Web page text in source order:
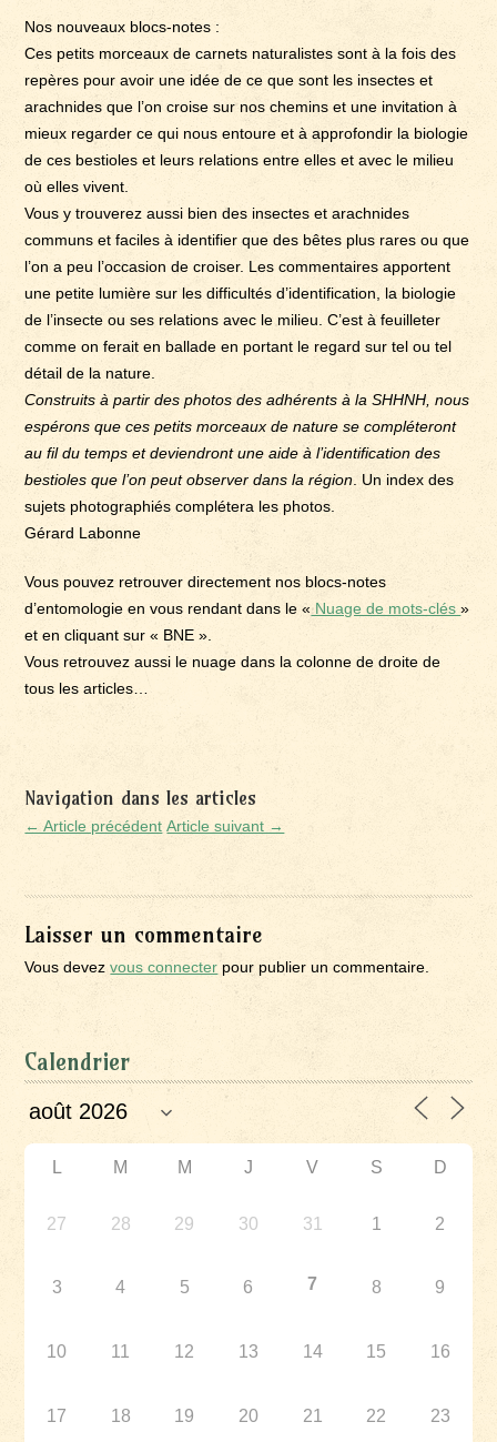
Nos nouveaux blocs-notes :
Ces petits morceaux de carnets naturalistes sont à la fois des
repères pour avoir une idée de ce que sont les insectes et
arachnides que l’on croise sur nos chemins et une invitation à
mieux regarder ce qui nous entoure et à approfondir la biologie
de ces bestioles et leurs relations entre elles et avec le milieu
où elles vivent.
Vous y trouverez aussi bien des insectes et arachnides
communs et faciles à identifier que des bêtes plus rares ou que
l’on a peu l’occasion de croiser. Les commentaires apportent
une petite lumière sur les difficultés d’identification, la biologie
de l’insecte ou ses relations avec le milieu. C’est à feuilleter
comme on ferait en ballade en portant le regard sur tel ou tel
détail de la nature.
Construits à partir des photos des adhérents à la SHHNH, nous
espérons que ces petits morceaux de nature se compléteront
au fil du temps et deviendront une aide à l’identification des
bestioles que l’on peut observer dans la région . Un index des
sujets photographiés complétera les photos.
Gérard Labonne
Vous pouvez retrouver directement nos blocs-notes
d’entomologie en vous rendant dans le «Nuage de mots-clés»
et en cliquant sur « BNE ».
Vous retrouvez aussi le nuage dans la colonne de droite de
tous les articles…
Navigation dans les articles
← Article précédent Article suivant →
Laisser un commentaire
Vous devezvous connecter pour publier un commentaire.
Calendrier
L M M J V S D
27 28 29 30 31 1 2
3 4 5 6 7 8 9
10 11 12 13 14 15 16
17 18 19 20 21 22 23